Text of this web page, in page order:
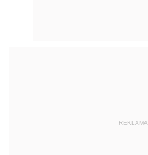
REKLAMA